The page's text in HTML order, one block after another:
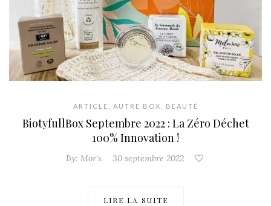
ARTICLE AUTRE BOX BEAUTÉ
BiotyfullBox Septembre 2022 : La Zéro Déchet
100% Innovation !
By: Mor's 30 septembre 2022
LIRE LA SUITE